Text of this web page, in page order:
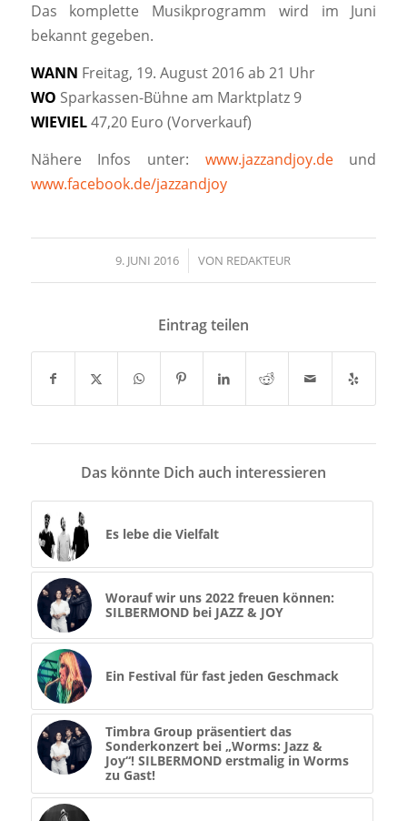
Das komplette Musikprogramm wird im Juni
bekannt gegeben.
WANN Freitag, 19. August 2016 ab 21 Uhr
WO Sparkassen-Bühne am Marktplatz 9
WIEVIEL47,20 Euro (Vorverkauf)
Nähere Infos unter: www.jazzandjoy.deund
www.facebook.de/jazzandjoy
9. JUNI 2016
/ VON REDAKTEUR
Eintrag teilen
Das könnte Dich auch interessieren
Es lebe die Vielfalt
Worauf wir uns 2022 freuen können:
SILBERMOND bei JAZZ & JOY
Ein Festival für fast jeden Geschmack
Timbra Group präsentiert das
Sonderkonzert bei „Worms: Jazz &
Joy“! SILBERMOND erstmalig in Worms
zu Gast!